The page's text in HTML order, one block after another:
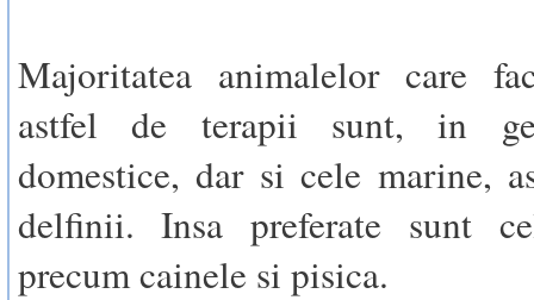
Majoritatea animalelor care
astfel de terapii sunt, in
domestice, dar si cele marine,
delfinii. Insa preferate sunt
precum cainele si pisica.